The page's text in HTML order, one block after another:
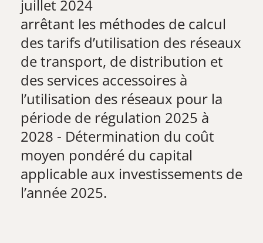
juillet 2024
​arrêtant les méthodes de calcul
des tarifs d’utilisation des réseaux
de transport, de distribution et
des services accessoires à
l’utilisation des réseaux pour la
période de régulation 2025 à
2028 - Détermination du coût
moyen pondéré du capital
applicable aux investissements de
l’année 2025.